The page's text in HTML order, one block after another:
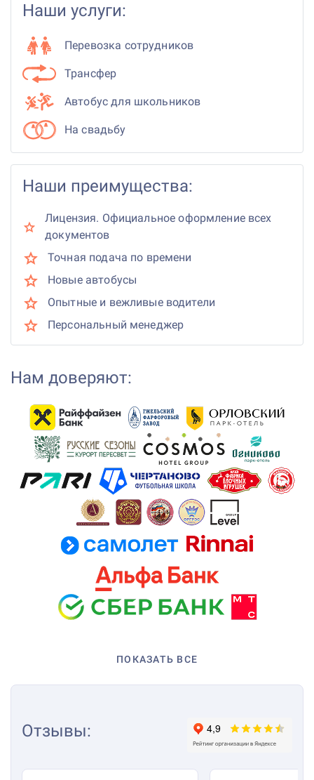
Наши услуги:
Перевозка сотрудников
Трансфер
Автобус для школьников
На свадьбу
Наши преимущества:
Лицензия. Официальное оформление всех
документов
Точная подача по времени
Новые автобусы
Опытные и вежливые водители
Персональный менеджер
Нам доверяют:
ПОКАЗАТЬ ВСЕ
Отзывы: